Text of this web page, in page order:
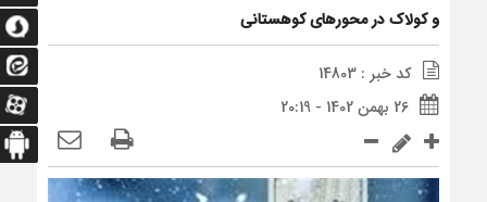
و کولاک در محورهای کوهستانی
کد خبر : 14803
26 بهمن 1402 - 20:19